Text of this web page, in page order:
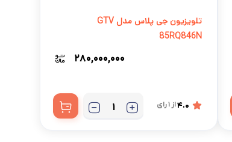
تلویزیون جی پلاس مدل GTV
85RQ846N
۲۸۰,۰۰۰,۰۰۰
4.0از 1 رای